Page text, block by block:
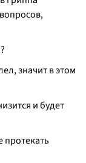
значит в этом
и будет
протекать